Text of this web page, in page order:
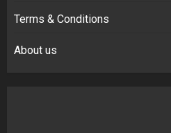
Terms & Conditions
About us